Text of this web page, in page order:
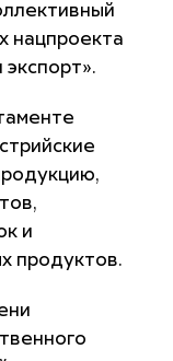
нацпроекта
и
продуктов.